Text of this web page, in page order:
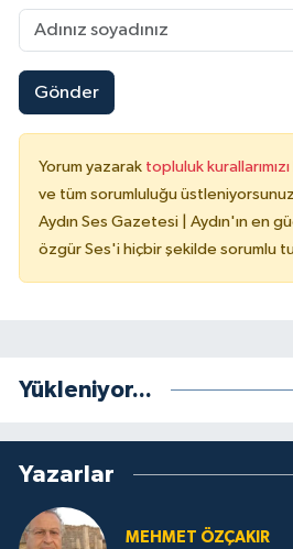
Gönder
Yorum yazarak topluluk kurallarımızı
ve tüm sorumluluğu
Aydın Ses Gazetesi | Aydın'ın en
özgür Ses'i hiçbir şekilde sorumlu
Yükleniyor...
Yazarlar
MEHMET ÖZÇAKIR